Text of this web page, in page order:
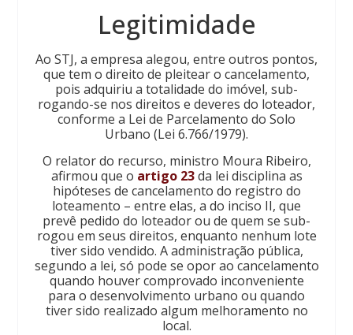
Legitimid​​ade
Ao STJ, a empresa alegou, entre outros pontos,
que tem o direito de pleitear o cancelamento,
pois adquiriu a totalidade do imóvel, sub-
rogando-se nos direitos e deveres do loteador,
conforme a Lei de Parcelamento do Solo
Urbano (Lei 6.766/1979).
O relator do recurso, ministro Moura Ribeiro,
afirmou que o artigo 23da lei disciplina as
hipóteses de cancelamento do registro do
loteamento – entre elas, a do inciso II, que
prevê pedido do loteador ou de quem se sub-
rogou em seus direitos, enquanto nenhum lote
tiver sido vendido. A administração pública,
segundo a lei, só pode se opor ao cancelamento
quando houver comprovado inconveniente
para o desenvolvimento urbano ou quando
tiver sido realizado algum melhoramento no
local.